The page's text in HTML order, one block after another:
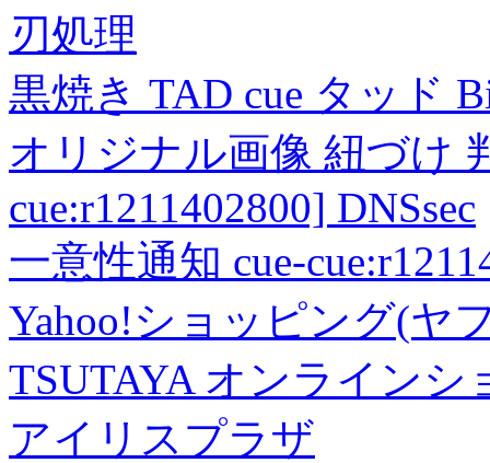
刃処理
黒焼き TAD cue タッド
オリジナル画像 紐づけ
cue:r1211402800] DNSsec
一意性通知 cue-
Yahoo!ショッピング(ヤ
TSUTAYA オンラインシ
アイリスプラザ